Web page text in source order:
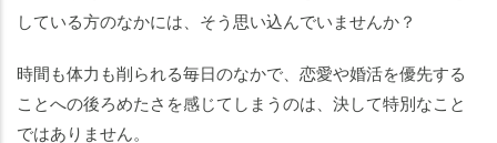
している方のなかには、そう思い込んでいませんか？
時間も体力も削られる毎日のなかで、恋愛や婚活を優先する
ことへの後ろめたさを感じてしまうのは、決して特別なこと
ではありません。
し
が
ら
結